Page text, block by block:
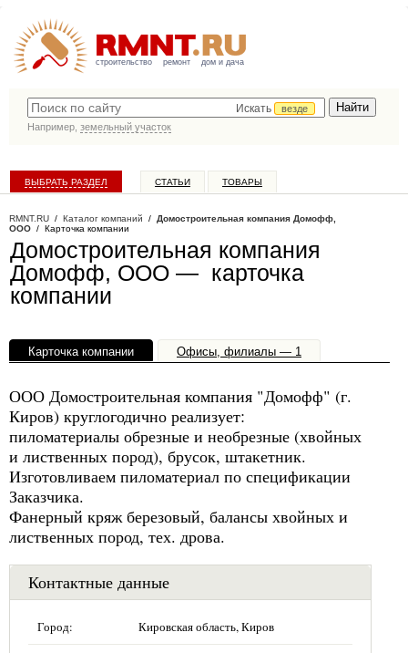
строительство ремонт дом и дача
Искать
везде
Например, земельный участок
ВЫБРАТЬ РАЗДЕЛ СТАТЬИ ТОВАРЫ
RMNT.RU / Каталог компаний / Домостроительная компания Домофф,
ООО / Карточка компании
Домостроительная компания
Домофф, ООО — карточка
компании
Карточка компании Офисы, филиалы — 1
ООО Домостроительная компания "Домофф" (г.
Киров) круглогодично реализует:
пиломатериалы обрезные и необрезные (хвойных
и лиственных пород), брусок, штакетник.
Изготовливаем пиломатериал по спецификации
Заказчика.
Фанерный кряж березовый, балансы хвойных и
лиственных пород, тех. дрова.
Контактные данные
Город: Кировская область, Киров